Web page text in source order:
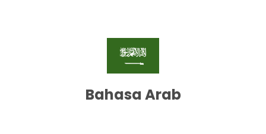
Bahasa Arab